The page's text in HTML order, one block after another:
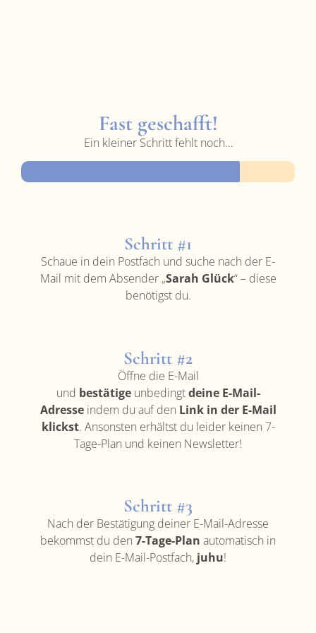
Fast geschafft!
Ein kleiner Schritt fehlt noch…
Schritt #1
Schaue in dein Postfach und suche nach der E-
Mail mit dem Absender „Sarah Glück“ – diese
benötigst du.
Schritt #2
Öffne die E-Mail
und bestätigeunbedingtdeine E-Mail-
Adresseindem du auf den Link in der E-Mail
klickst. Ansonsten erhältst du leider keinen 7-
Tage-Plan und keinen Newsletter!
Schritt #3
Nach der Bestätigung deiner E-Mail-Adresse
bekommst du den 7-Tage-Plan automatisch in
dein E-Mail-Postfach, juhu!